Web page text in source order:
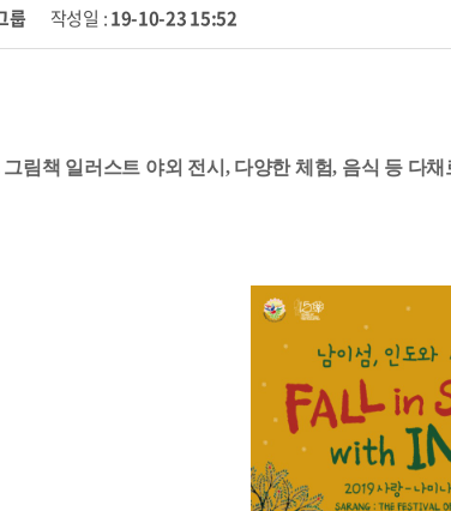
룹 작성일 :19-10-23 15:52
그림책 일러스트 야외 전시 , 다양한 체험, 음식 등 다채